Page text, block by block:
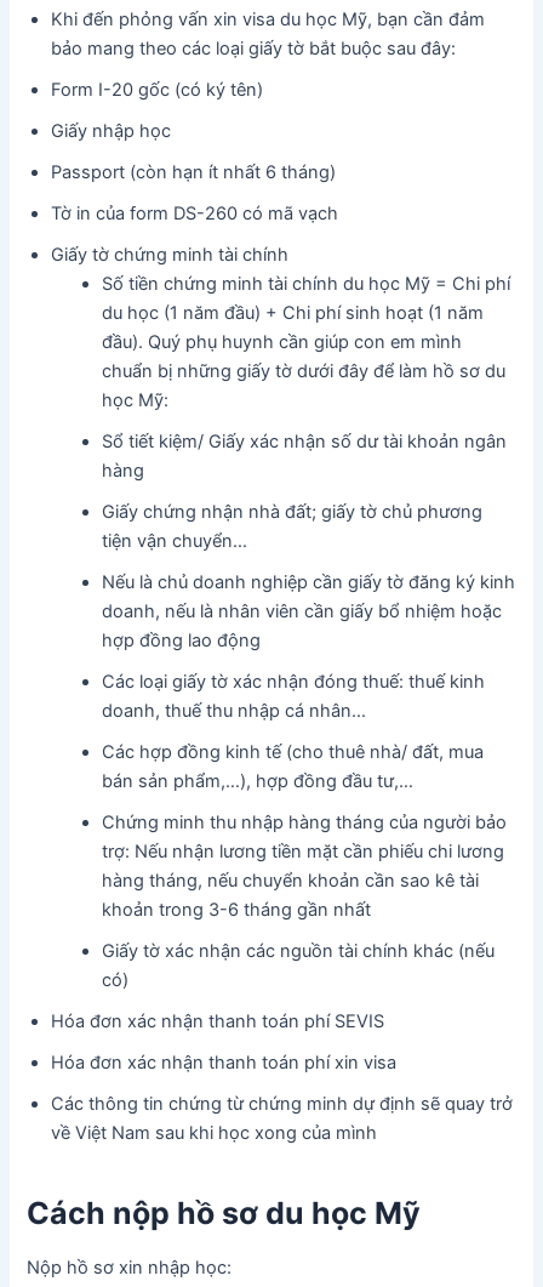
Khi đến phỏng vấn xin visa du học Mỹ, bạn cần đảm
bảo mang theo các loại giấy tờ bắt buộc sau đây:
Form I-20 gốc (có ký tên)
Giấy nhập học
Passport (còn hạn ít nhất 6 tháng)
Tờ in của form DS-260 có mã vạch
Giấy tờ chứng minh tài chính
Số tiền chứng minh tài chính du học Mỹ = Chi phí
du học (1 năm đầu) + Chi phí sinh hoạt (1 năm
đầu). Quý phụ huynh cần giúp con em mình
chuẩn bị những giấy tờ dưới đây để làm hồ sơ du
học Mỹ:
Sổ tiết kiệm/ Giấy xác nhận số dư tài khoản ngân
hàng
Giấy chứng nhận nhà đất; giấy tờ chủ phương
tiện vận chuyển…
Nếu là chủ doanh nghiệp cần giấy tờ đăng ký kinh
doanh, nếu là nhân viên cần giấy bổ nhiệm hoặc
hợp đồng lao động
Các loại giấy tờ xác nhận đóng thuế: thuế kinh
doanh, thuế thu nhập cá nhân…
Các hợp đồng kinh tế (cho thuê nhà/ đất, mua
bán sản phẩm,…), hợp đồng đầu tư,…
Chứng minh thu nhập hàng tháng của người bảo
trợ: Nếu nhận lương tiền mặt cần phiếu chi lương
hàng tháng, nếu chuyển khoản cần sao kê tài
khoản trong 3-6 tháng gần nhất
Giấy tờ xác nhận các nguồn tài chính khác (nếu
có)
Hóa đơn xác nhận thanh toán phí SEVIS
Hóa đơn xác nhận thanh toán phí xin visa
Các thông tin chứng từ chứng minh dự định sẽ quay trở
về Việt Nam sau khi học xong của mình
Cách nộp hồ sơ du học Mỹ
Nộp hồ sơ xin nhập học: